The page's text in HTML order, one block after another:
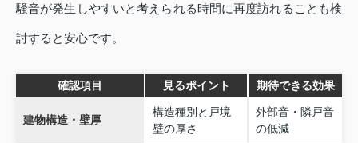
騒音が発生しやすいと考えられる時間に再度訪れることも検
討すると安心です。
確認項目 見るポイント 期待できる効果
建物構造・壁厚
構造種別と戸境
壁の厚さ
外部音・隣戸音
の低減